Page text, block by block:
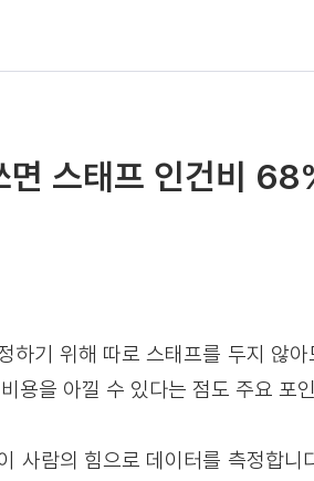
면 스태프 인건비
하기 위해 따로 스태프를 두지 않
용을 아낄 수 있다는 점도 주요 포
사람의 힘으로 데이터를 측정합니